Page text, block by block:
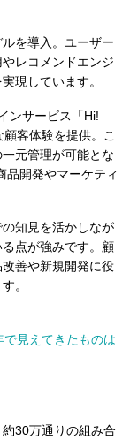
を導入。ユーザー
レコメンドエンジ
現しています。
ンサービス「Hi!
客体験を提供。こ
元管理が可能とな
品開発やマーケティ
知見を活かしなが
点が強みです。顧
善や新規開発に役
。
見えてきたものは
30万通りの組み合